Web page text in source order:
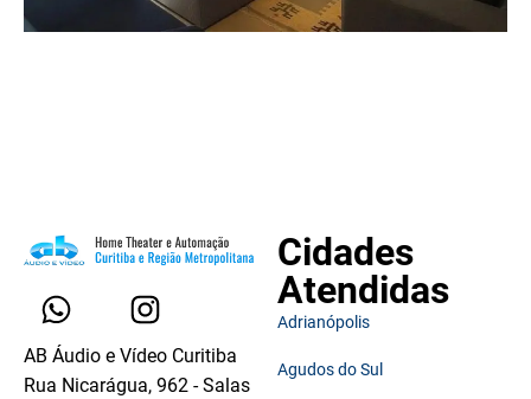
AB Áudio e Vídeo Curitiba
Rua Nicarágua, 962 - Salas
Cidades
Atendidas
Adrianópolis
Agudos do Sul